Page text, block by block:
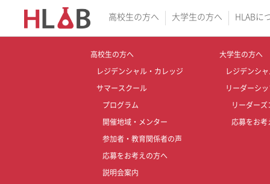
高校生の方へ 大学生の方へ HLABに
高校生の方へ
レジデンシャル・カレッジ
サマースクール
プログラム
開催地域・メンター
参加者・教育関係者の声
応募をお考えの方へ
説明会案内
大学生の方へ
レジデンシ
リーダーシ
リーダーズ
応募をお考